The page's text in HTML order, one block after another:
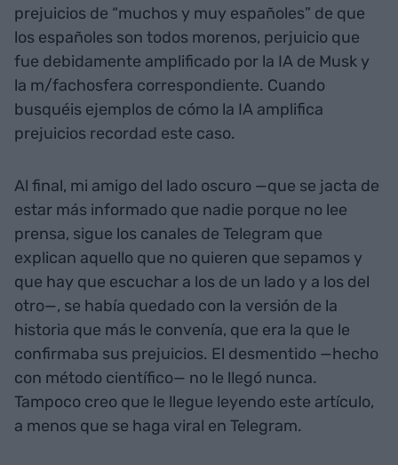
prejuicios de “muchos y muy españoles” de que
los españoles son todos morenos, perjuicio que
fue debidamente amplificado por la IA de Musk y
la m/fachosfera correspondiente. Cuando
busquéis ejemplos de cómo la IA amplifica
prejuicios recordad este caso.
Al final, mi amigo del lado oscuro —que se jacta de
estar más informado que nadie porque no lee
prensa, sigue los canales de Telegram que
explican aquello que no quieren que sepamos y
que hay que escuchar a los de un lado y a los del
otro—, se había quedado con la versión de la
historia que más le convenía, que era la que le
confirmaba sus prejuicios. El desmentido —hecho
con método científico— no le llegó nunca.
Tampoco creo que le llegue leyendo este artículo,
a menos que se haga viral en Telegram.